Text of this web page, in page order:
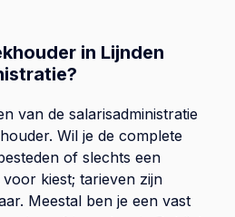
in Lijnden
van de salarisadministratie
Wil je de complete
of slechts een
kiest; tarieven zijn
Meestal ben je een vast